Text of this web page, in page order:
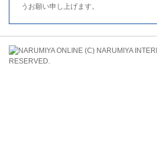
うお願い申し上げます。